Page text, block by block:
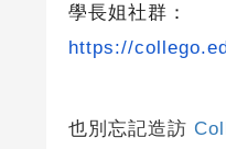
學長姐社群：
https://
也別忘記造訪